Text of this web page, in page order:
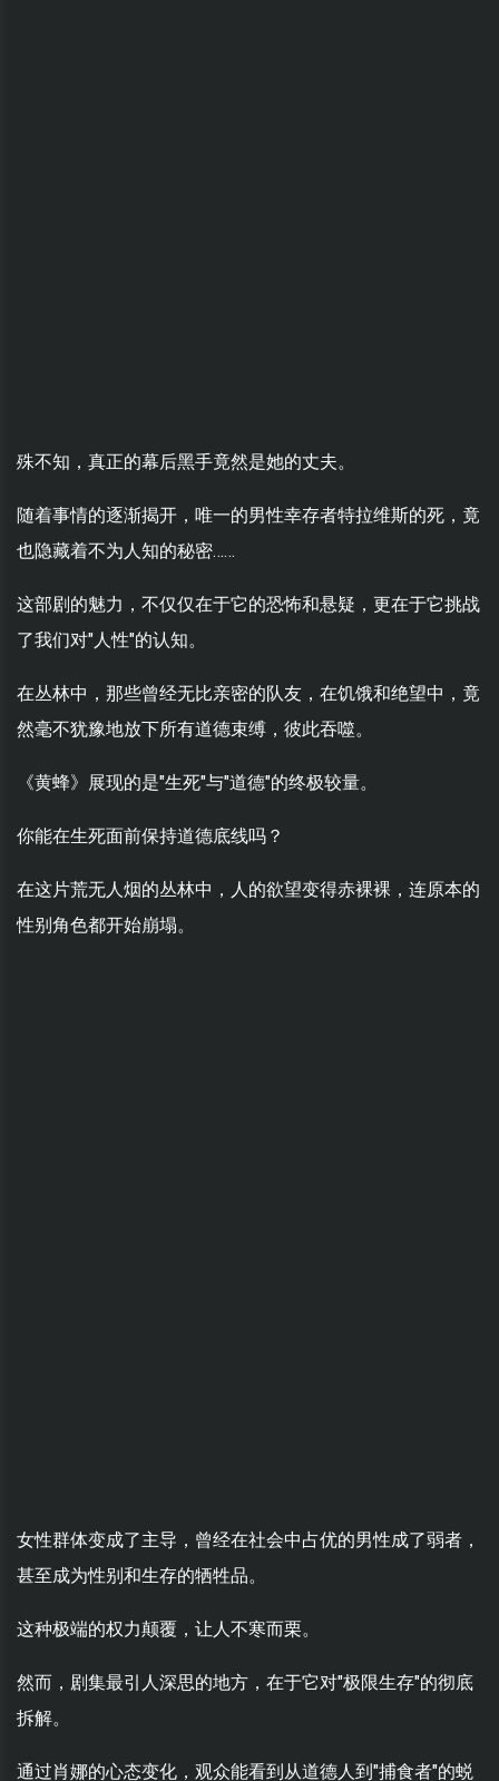
殊不知，真正的幕后黑手竟然是她的丈夫。
随着事情的逐渐揭开，唯一的男性幸存者特拉维斯的死，竟
也隐藏着不为人知的秘密……
这部剧的魅力，不仅仅在于它的恐怖和悬疑，更在于它挑战
了我们对"人性"的认知。
在丛林中，那些曾经无比亲密的队友，在饥饿和绝望中，竟
然毫不犹豫地放下所有道德束缚，彼此吞噬。
《黄蜂》展现的是"生死"与"道德"的终极较量。
你能在生死面前保持道德底线吗？
在这片荒无人烟的丛林中，人的欲望变得赤裸裸，连原本的
性别角色都开始崩塌。
女性群体变成了主导，曾经在社会中占优的男性成了弱者，
甚至成为性别和生存的牺牲品。
这种极端的权力颠覆，让人不寒而栗。
然而，剧集最引人深思的地方，在于它对"极限生存"的彻底
拆解。
通过肖娜的心态变化，观众能看到从道德人到"捕食者"的蜕